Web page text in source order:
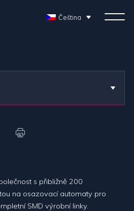
Čeština
s přibližně 200
na osazovací automaty pro
SMD výrobní linky.